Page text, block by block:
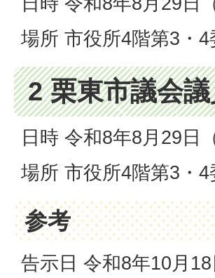
場所 市役所4階第3・4
2 栗東市議会
日時 令和8年8月29日
場所 市役所4階第3・4
参考
告示日 令和8年10月